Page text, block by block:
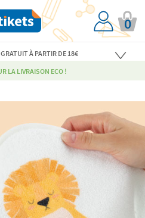
0
GRATUITÀ PARTIR DE 18€
LA LIVRAISON ECO !